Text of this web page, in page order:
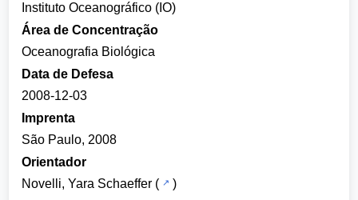
Instituto Oceanográfico (IO)
Área de Concentração
Oceanografia Biológica
Data de Defesa
2008-12-03
Imprenta
São Paulo, 2008
Orientador
Novelli, Yara Schaeffer (
)